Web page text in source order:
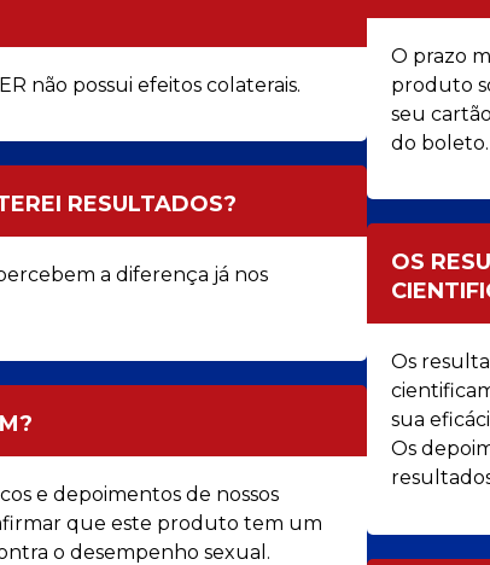
não possui efeitos colaterais.
RESULTADOS?
a diferença já nos
e depoimentos de nossos
que este produto tem um
o desempenho sexual.
O prazo
produto
seu
do boleto.
OS
Os
sua
Os